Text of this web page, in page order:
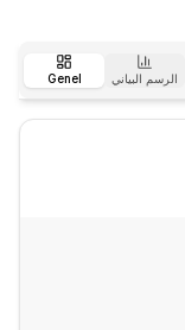
Genel الرسم البياني